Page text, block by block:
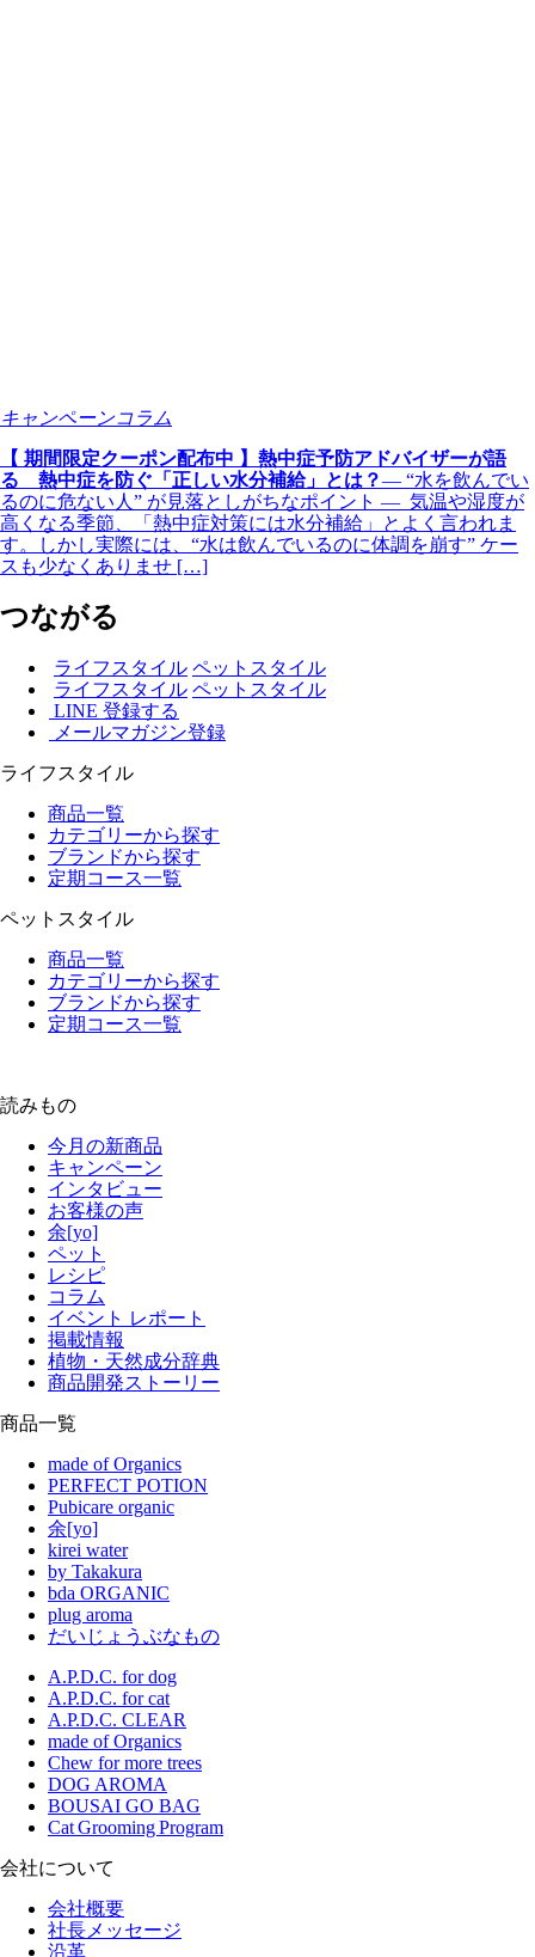
キャンペーンコラム
【 期間限定クーポン配布中 】熱中症予防アドバイザーが語
る 熱中症を防ぐ「正しい水分補給」とは？― “水を飲んでい
るのに危ない人” が見落としがちなポイント ― 気温や湿度が
高くなる季節、「熱中症対策には水分補給」とよく言われま
す。しかし実際には、“水は飲んでいるのに体調を崩す” ケー
スも少なくありませ […]
つながる
ライフスタイル ペットスタイル
ライフスタイル ペットスタイル
LINE 登録する
メールマガジン登録
ライフスタイル
商品一覧
カテゴリーから探す
ブランドから探す
定期コース一覧
ペットスタイル
商品一覧
カテゴリーから探す
ブランドから探す
定期コース一覧
読みもの
今月の新商品
キャンペーン
インタビュー
お客様の声
余[yo]
ペット
レシピ
コラム
イベント レポート
掲載情報
植物・天然成分辞典
商品開発ストーリー
商品一覧
made of Organics
PERFECT POTION
Pubicare organic
余[yo]
kirei water
by Takakura
bda ORGANIC
plug aroma
だいじょうぶなもの
A.P.D.C. for dog
A.P.D.C. for cat
A.P.D.C. CLEAR
made of Organics
Chew for more trees
DOG AROMA
BOUSAI GO BAG
Cat Grooming Program
会社について
会社概要
社長メッセージ
沿革